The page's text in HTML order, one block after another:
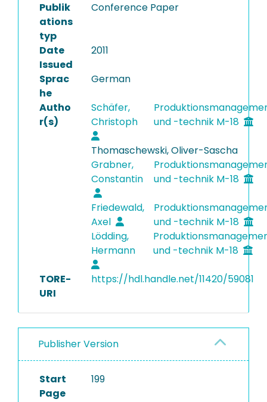
Publik
ations
typ
Conference Paper
Date
Issued
2011
Sprac
he
German
Autho
r(s)
Schäfer,
Christoph
und -technik M-18
Thomaschewski, Oliver-Sascha
Grabner,
Constantin
und -technik M-18
Friedewald,
Axel
und -technik M-18
Lödding,
Hermann
und -technik M-18
TORE-
URI
https://hdl.handle.net/11420/59081
Publisher Version
Start
Page
199